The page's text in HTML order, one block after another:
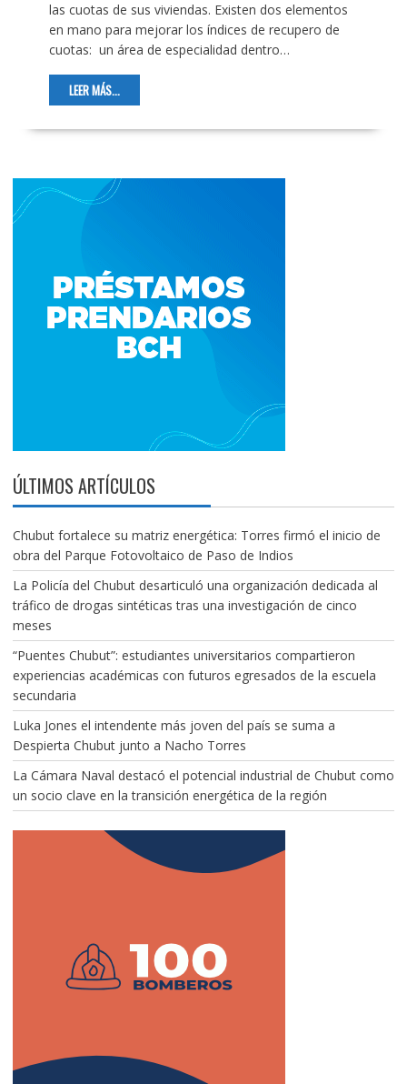
las cuotas de sus viviendas. Existen dos elementos
en mano para mejorar los índices de recupero de
cuotas: un área de especialidad dentro…
LEER MÁS...
ÚLTIMOS ARTÍCULOS
Chubut fortalece su matriz energética: Torres firmó el inicio de
obra del Parque Fotovoltaico de Paso de Indios
La Policía del Chubut desarticuló una organización dedicada al
tráfico de drogas sintéticas tras una investigación de cinco
meses
“Puentes Chubut”: estudiantes universitarios compartieron
experiencias académicas con futuros egresados de la escuela
secundaria
Luka Jones el intendente más joven del país se suma a
Despierta Chubut junto a Nacho Torres
La Cámara Naval destacó el potencial industrial de Chubut como
un socio clave en la transición energética de la región